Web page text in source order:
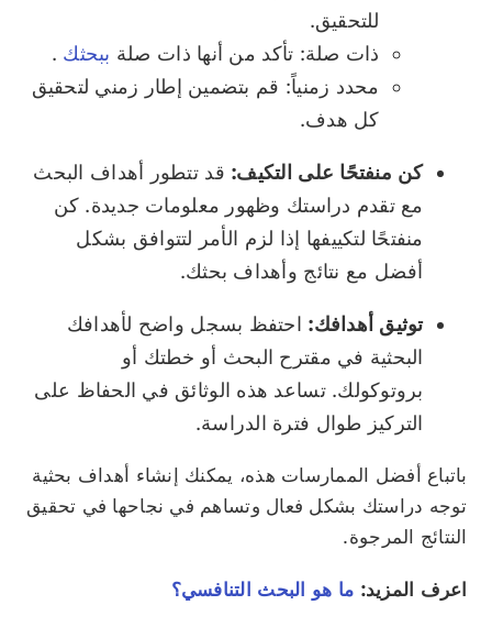
للتحقيق.
ذات صلة: تأكد من أنها ذات صلة ببحثك .
محدد زمنياً: قم بتضمين إطار زمني لتحقيق
كل هدف.
كن منفتحًا على التكيف: قد تتطور أهداف البحث
مع تقدم دراستك وظهور معلومات جديدة. كن
منفتحًا لتكييفها إذا لزم الأمر لتتوافق بشكل
أفضل مع نتائج وأهداف بحثك.
توثيق أهدافك: احتفظ بسجل واضح لأهدافك
البحثية في مقترح البحث أو خطتك أو
بروتوكولك. تساعد هذه الوثائق في الحفاظ على
التركيز طوال فترة الدراسة.
باتباع أفضل الممارسات هذه، يمكنك إنشاء أهداف بحثية
توجه دراستك بشكل فعال وتساهم في نجاحها في تحقيق
النتائج المرجوة.
اعرف المزيد: ما هو البحث التنافسي؟